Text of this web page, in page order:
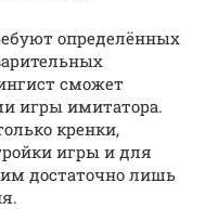
определённых
сможет
игры имитатора.
кренки,
игры и для
достаточно лишь